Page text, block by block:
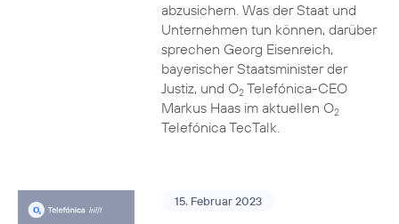
abzusichern. Was der Staat und
Unternehmen tun können, darüber
sprechen Georg Eisenreich,
bayerischer Staatsminister der
Justiz, und O2Telefónica-CEO
Markus Haas im aktuellen O2
Telefónica TecTalk.
15. Februar 2023